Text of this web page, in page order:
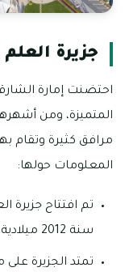
جزيرة
احتضنت إمارة
المتميزة، ومن
مرافق كثيرة وتقام
المعلومات حولها:
تم افتتاح جزيرة
سنة 2012 ميلادية.